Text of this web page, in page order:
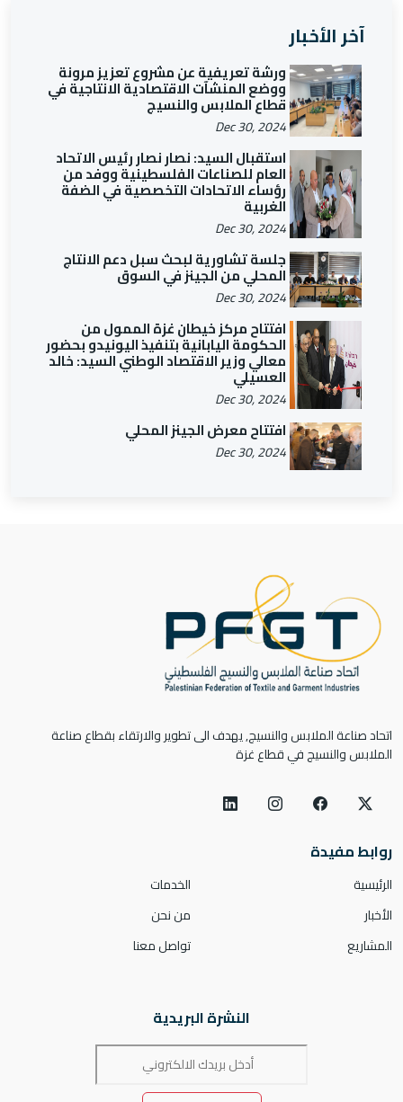
آخر الأخبار
ورشة تعريفية عن مشروع تعزيز مرونة
ووضع المنشآت الاقتصادية الانتاجية في
قطاع الملابس والنسيج
Dec 30, 2024
استقبال السيد: نصار نصار رئيس الاتحاد
العام للصناعات الفلسطينية ووفد من
رؤساء الاتحادات التخصصية في الضفة
الغربية
Dec 30, 2024
جلسة تشاورية لبحث سبل دعم الانتاج
المحلي من الجينز في السوق
Dec 30, 2024
افتتاح مركز خيطان غزة الممول من
الحكومة اليابانية بتنفيذ اليونيدو بحضور
معالي وزير الاقتصاد الوطني السيد: خالد
العسيلي
Dec 30, 2024
افتتاح معرض الجينز المحلي
Dec 30, 2024
اتحاد صناعة الملابس والنسيج, يهدف الى تطوير والارتقاء بقطاع صناعة
الملابس والنسيج في قطاع غزة
روابط مفيدة
الرئيسية
الأخبار
المشاريع
الخدمات
من نحن
تواصل معنا
النشرة البريدية